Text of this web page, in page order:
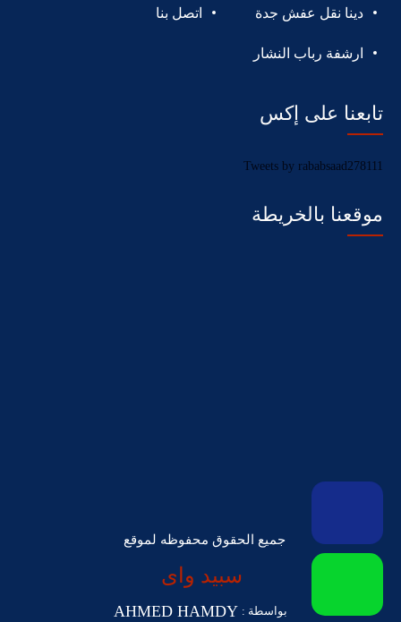
دينا نقل عفش جدة اتصل بنا
ارشفة رباب النشار
تابعنا على إكس
Tweets by rababsaad278111
موقعنا بالخريطة
جميع الحقوق محفوظه لموقع
سبيد واى
بواسطة : AHMED HAMDY